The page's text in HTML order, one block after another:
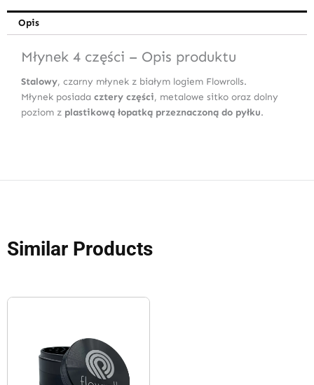
Opis
Młynek 4 części – Opis produktu
Stalowy, czarny młynek z białym logiem Flowrolls.
Młynek posiada cztery części, metalowe sitko oraz dolny
poziom z plastikową łopatką przeznaczoną do pyłku.
Similar Products